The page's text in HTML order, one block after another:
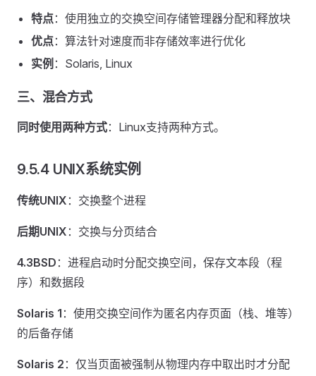
特点：使用独立的交换空间存储管理器分配和释放块
优点：算法针对速度而非存储效率进行优化
实例 ：Solaris, Linux
三、混合方式
同时使用两种方式：Linux支持两种方式。
9.5.4 UNIX系统实例
传统UNIX ：交换整个进程
后期UNIX ：交换与分页结合
4.3BSD ：进程启动时分配交换空间，保存文本段（程
序）和数据段
Solaris 1 ：使用交换空间作为匿名内存页面（栈、堆等）
的后备存储
Solaris 2 ：仅当页面被强制从物理内存中取出时才分配